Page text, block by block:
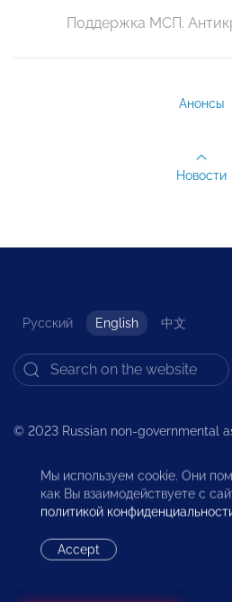
Поддержка МСП.
Анонсы
Новости
Русский English 中文
© 2023 Russian non-governmental
All rights reserved.
Comments on the site are
requirements of Russian legislation,
messages that contain obscene
if letters are replaced with dots,
Мы используем cookie. Они
как Вы взаимодействуете с
политикой
Accept